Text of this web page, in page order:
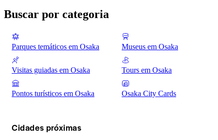
Buscar por categoria
Parques temáticos em Osaka Museus em Osaka
Visitas guiadas em Osaka Tours em Osaka
Pontos turísticos em Osaka Osaka City Cards
Cidades próximas